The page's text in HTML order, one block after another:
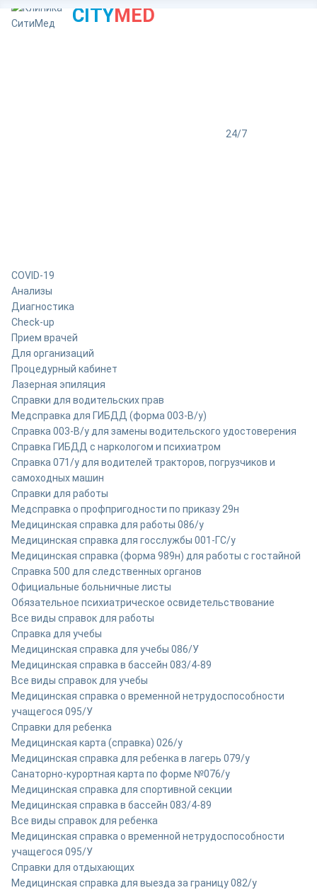
CITYMED
24/7
COVID-19
Анализы
Диагностика
Check-up
Прием врачей
Для организаций
Процедурный кабинет
Лазерная эпиляция
Справки для водительских прав
Медсправка для ГИБДД (форма 003-В/у)
Справка 003-В/у для замены водительского удостоверения
Справка ГИБДД с наркологом и психиатром
Справка 071/у для водителей тракторов, погрузчиков и
самоходных машин
Справки для работы
Медсправка о профпригодности по приказу 29н
Медицинская справка для работы 086/у
Медицинская справка для госслужбы 001-ГС/у
Медицинская справка (форма 989н) для работы с гостайной
Справка 500 для следственных органов
Официальные больничные листы
Обязательное психиатрическое освидетельствование
Все виды справок для работы
Справка для учебы
Медицинская справка для учебы 086/У
Медицинская справка в бассейн 083/4-89
Все виды справок для учебы
Медицинская справка о временной нетрудоспособности
учащегося 095/У
Справки для ребенка
Медицинская карта (справка) 026/у
Медицинская справка для ребенка в лагерь 079/у
Санаторно-курортная карта по форме №076/у
Медицинская справка для спортивной секции
Медицинская справка в бассейн 083/4-89
Все виды справок для ребенка
Медицинская справка о временной нетрудоспособности
учащегося 095/У
Справки для отдыхающих
Медицинская справка для выезда за границу 082/у